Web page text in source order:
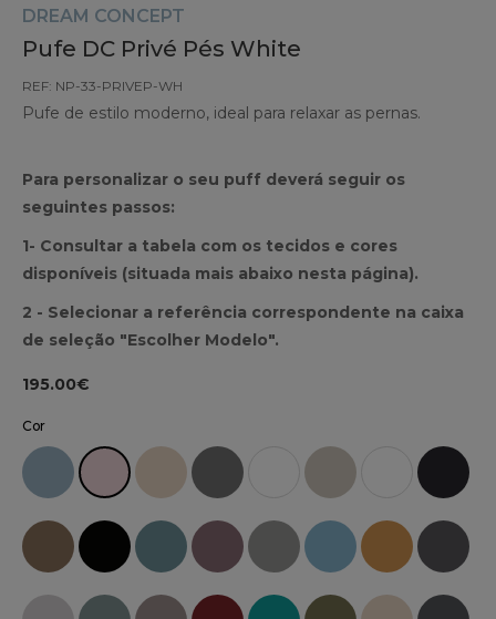
DREAM CONCEPT
Pufe DC Privé Pés White
REF: NP-33-PRIVEP-WH
Pufe de estilo moderno, ideal para relaxar as pernas.
Para personalizar o seu puff deverá seguir os
seguintes passos:
1- Consultar a tabela com os tecidos e cores
disponíveis (situada mais abaixo nesta página).
2 - Selecionar a referência correspondente na caixa
de seleção "Escolher Modelo".
195.00€
Cor